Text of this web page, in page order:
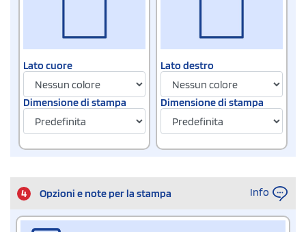
Lato cuore
Dimensione di stampa
Lato destro
Dimensione di stampa
4 Opzioni e note per la stampa Info